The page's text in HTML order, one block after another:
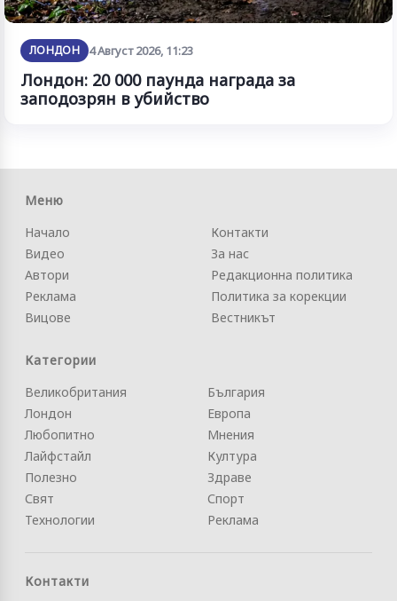
ЛОНДОН 4 Август 2026, 11:23
Лондон: 20 000 паунда награда за
заподозрян в убийство
Меню
Начало
Видео
Автори
Реклама
Вицове
Контакти
За нас
Редакционна политика
Политика за корекции
Вестникът
Категории
Великобритания
Лондон
Любопитно
Лайфстайл
Полезно
Свят
Технологии
България
Европа
Мнения
Култура
Здраве
Спорт
Реклама
Контакти